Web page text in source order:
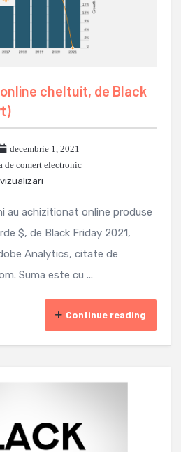
cheltuit, de Black
decembrie 1, 2021
de comert electronic
au achizitionat online produse
$, de Black Friday 2021,
Analytics, citate de
Suma este cu ...
Continue reading